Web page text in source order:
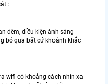
:
đêm, điều kiện ánh sáng
bỏ qua bất cứ khoảnh khắc
wifi có khoảng cách nhìn xa